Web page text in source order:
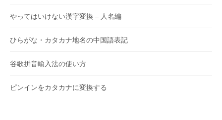
やってはいけない漢字変換 – 人名編
ひらがな・カタカナ地名の中国語表記
谷歌拼音輸入法の使い方
ピンインをカタカナに変換する